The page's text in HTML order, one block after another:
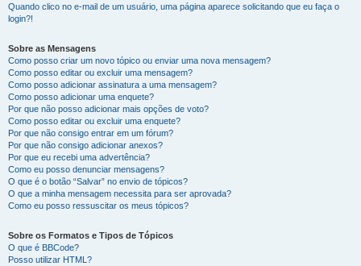
Quando clico no e-mail de um usuário, uma página aparece solicitando que eu faça o
login?!
Sobre as Mensagens
Como posso criar um novo tópico ou enviar uma nova mensagem?
Como posso editar ou excluir uma mensagem?
Como posso adicionar assinatura a uma mensagem?
Como posso adicionar uma enquete?
Por que não posso adicionar mais opções de voto?
Como posso editar ou excluir uma enquete?
Por que não consigo entrar em um fórum?
Por que não consigo adicionar anexos?
Por que eu recebi uma advertência?
Como eu posso denunciar mensagens?
O que é o botão “Salvar” no envio de tópicos?
O que a minha mensagem necessita para ser aprovada?
Como eu posso ressuscitar os meus tópicos?
Sobre os Formatos e Tipos de Tópicos
O que é BBCode?
Posso utilizar HTML?